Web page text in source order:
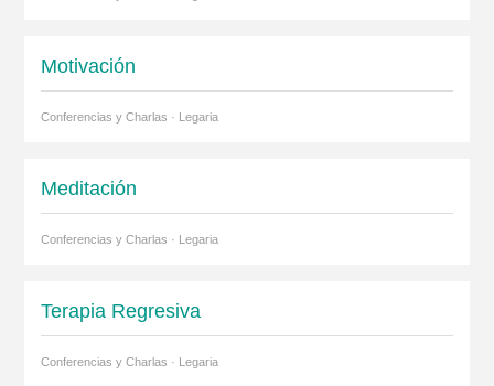
Motivación
Conferencias y Charlas · Legaria
Meditación
Conferencias y Charlas · Legaria
Terapia Regresiva
Conferencias y Charlas · Legaria